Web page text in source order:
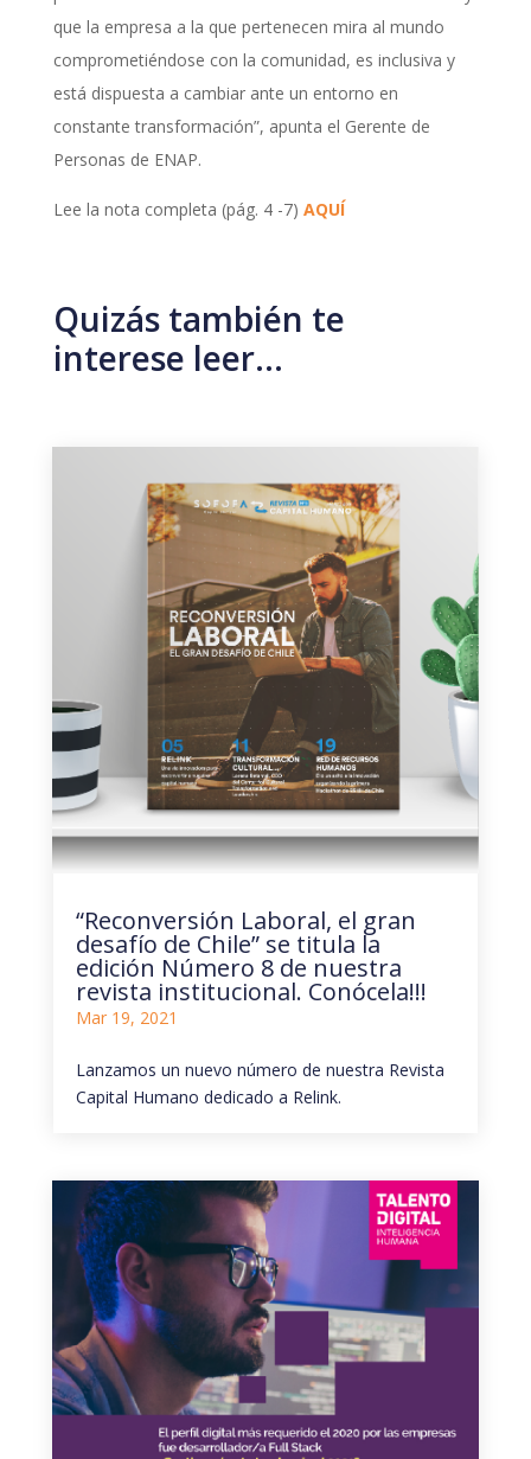
que la empresa a la que pertenecen mira al mundo
comprometiéndose con la comunidad, es inclusiva y
está dispuesta a cambiar ante un entorno en
constante transformación”, apunta el Gerente de
Personas de ENAP.
Lee la nota completa (pág. 4 -7) AQUÍ
Quizás también te
interese leer…
“Reconversión Laboral, el gran
desafío de Chile” se titula la
edición Número 8 de nuestra
revista institucional. Conócela!!!
Mar 19, 2021
Lanzamos un nuevo número de nuestra Revista
Capital Humano dedicado a Relink.